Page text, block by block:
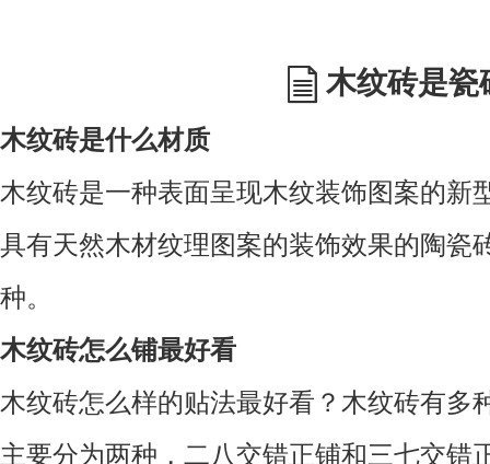
木纹砖是瓷
木纹砖是什么材质
木纹砖是一种表面呈现木纹装饰图案的新
具有天然木材纹理图案的装饰效果的陶瓷
种。
木纹砖怎么铺最好看
木纹砖怎么样的贴法最好看？ 木纹砖有多
主要分为两种，二八交错正铺和三七交错